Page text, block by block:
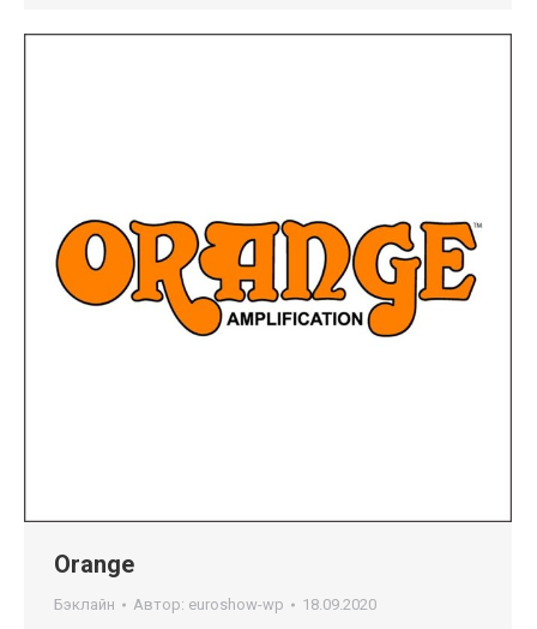
Orange
Бэклайн Автор: euroshow-wp 18.09.2020